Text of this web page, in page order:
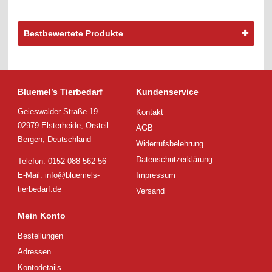
Bestbewertete Produkte
Bluemel’s Tierbedarf
Geieswalder Straße 19
02979 Elsterheide, Orsteil
Bergen, Deutschland
Telefon: 0152 088 562 56
E-Mail:info@bluemels-
tierbedarf.de
Kundenservice
Kontakt
AGB
Widerrufsbelehrung
Datenschutzerklärung
Impressum
Versand
Mein Konto
Bestellungen
Adressen
Kontodetails